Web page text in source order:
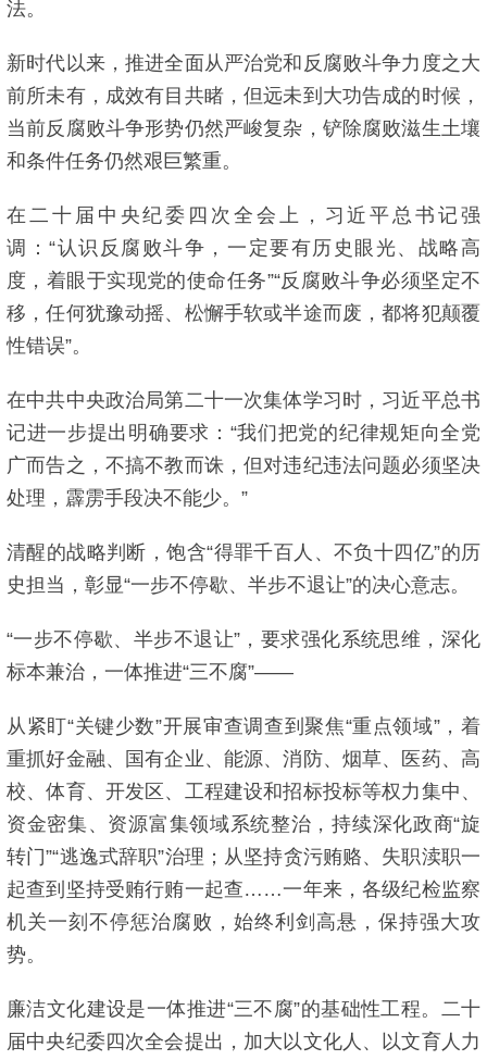
法。
新时代以来，推进全面从严治党和反腐败斗争力度之大
前所未有，成效有目共睹，但远未到大功告成的时候，
当前反腐败斗争形势仍然严峻复杂，铲除腐败滋生土壤
和条件任务仍然艰巨繁重。
在二十届中央纪委四次全会上，习近平总书记强
调：“认识反腐败斗争，一定要有历史眼光、战略高
度，着眼于实现党的使命任务”“反腐败斗争必须坚定不
移，任何犹豫动摇、松懈手软或半途而废，都将犯颠覆
性错误”。
在中共中央政治局第二十一次集体学习时，习近平总书
记进一步提出明确要求：“我们把党的纪律规矩向全党
广而告之，不搞不教而诛，但对违纪违法问题必须坚决
处理，霹雳手段决不能少。”
清醒的战略判断，饱含“得罪千百人、不负十四亿”的历
史担当，彰显“一步不停歇、半步不退让”的决心意志。
“一步不停歇、半步不退让”，要求强化系统思维，深化
标本兼治，一体推进“三不腐”——
从紧盯“关键少数”开展审查调查到聚焦“重点领域”，着
重抓好金融、国有企业、能源、消防、烟草、医药、高
校、体育、开发区、工程建设和招标投标等权力集中、
资金密集、资源富集领域系统整治，持续深化政商“旋
转门”“逃逸式辞职”治理；从坚持贪污贿赂、失职渎职一
起查到坚持受贿行贿一起查……一年来，各级纪检监察
机关一刻不停惩治腐败，始终利剑高悬，保持强大攻
势。
廉洁文化建设是一体推进“三不腐”的基础性工程。二十
届中央纪委四次全会提出，加大以文化人、以文育人力